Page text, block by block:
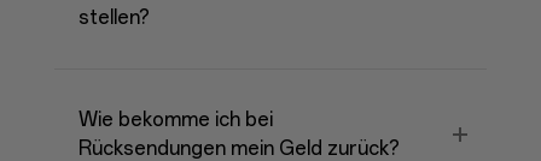
stellen?
Wie bekomme ich bei
Rücksendungen mein Geld zurück?